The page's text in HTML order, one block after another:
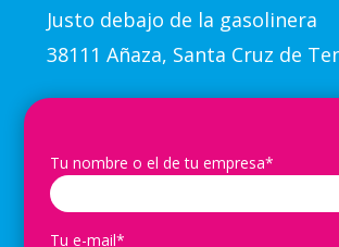
Justo debajo de la gasolinera
38111 Añaza, Santa Cruz de
Tu nombre o el de tu empresa*
Tu e-mail*